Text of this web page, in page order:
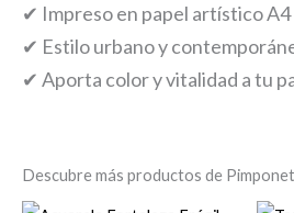
✔ Impreso en papel artístico A4
✔ Estilo urbano y
✔ Aporta color y vitalidad a tu
Descubre más productos de